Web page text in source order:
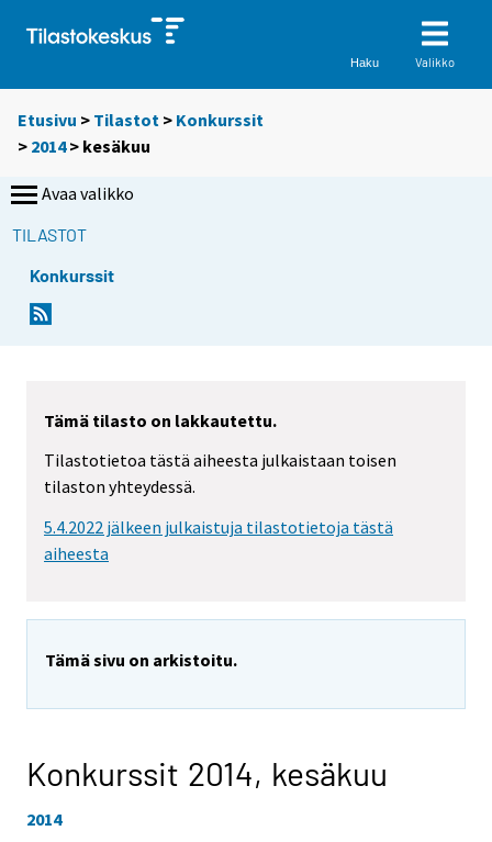
Haku Valikko
Etusivu > Tilastot > Konkurssit
> 2014> kesäkuu
Avaa valikko
TILASTOT
Konkurssit
Tämä tilasto on lakkautettu.
Tilastotietoa tästä aiheesta julkaistaan toisen
tilaston yhteydessä.
5.4.2022 jälkeen julkaistuja tilastotietoja tästä
aiheesta
Tämä sivu on arkistoitu.
Konkurssit 2014, kesäkuu
2014